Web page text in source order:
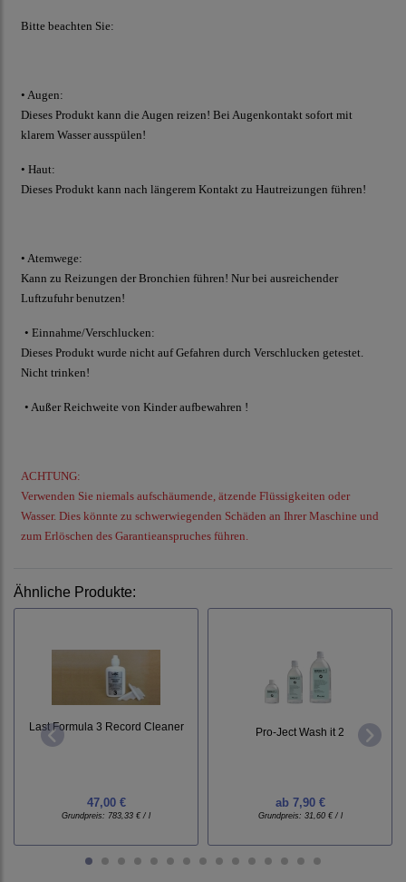
Bitte beachten Sie:
• Augen:
Dieses Produkt kann die Augen reizen! Bei Augenkontakt sofort mit
klarem Wasser ausspülen!
• Haut:
Dieses Produkt kann nach längerem Kontakt zu Hautreizungen führen!
• Atemwege:
Kann zu Reizungen der Bronchien führen! Nur bei ausreichender
Luftzufuhr benutzen!
• Einnahme/Verschlucken:
Dieses Produkt wurde nicht auf Gefahren durch Verschlucken getestet.
Nicht trinken!
• Außer Reichweite von Kinder aufbewahren !
ACHTUNG:
Verwenden Sie niemals aufschäumende, ätzende Flüssigkeiten oder
Wasser. Dies könnte zu schwerwiegenden Schäden an Ihrer Maschine und
zum Erlöschen des Garantieanspruches führen.
Ähnliche Produkte:
Last Formula 3 Record Cleaner
47,00 €
Grundpreis: 783,33 € / l
Pro-Ject Wash it 2
ab7,90 €
Grundpreis: 31,60 € / l